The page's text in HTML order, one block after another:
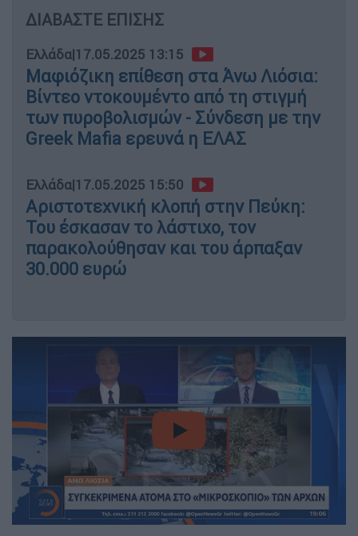
ΔΙΑΒΑΣΤΕ ΕΠΙΣΗΣ
Ελλάδα|17.05.2025 13:15
Μαφιόζικη επίθεση στα Άνω Λιόσια:
Βίντεο ντοκουμέντο από τη στιγμή
των πυροβολισμών - Σύνδεση με την
Greek Mafia ερευνά η ΕΛΑΣ
Ελλάδα|17.05.2025 15:50
Αριστοτεχνική κλοπή στην Πεύκη:
Του έσκασαν το λάστιχο, τον
παρακολούθησαν και του άρπαξαν
30.000 ευρώ
video